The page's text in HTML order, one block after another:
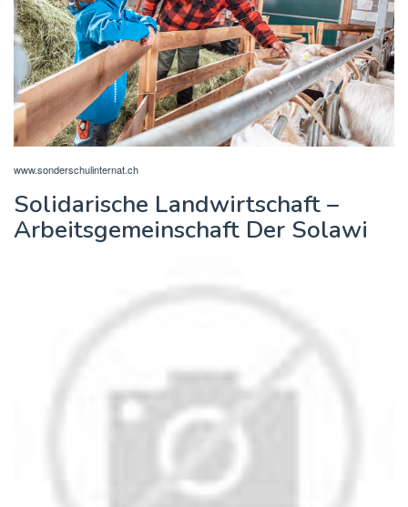
www.sonderschulinternat.ch
Solidarische Landwirtschaft –
Arbeitsgemeinschaft Der Solawi